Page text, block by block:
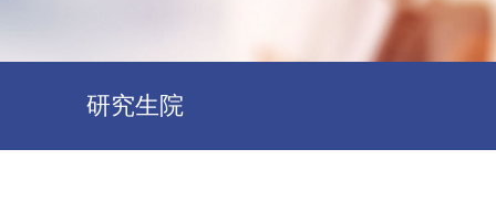
研究生院